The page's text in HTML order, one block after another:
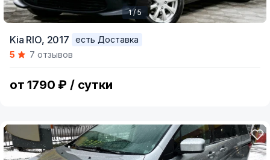
of
1 / 5
Kia RIO, 2017
есть Доставка
5
7 отзывов
от 1790 ₽ / сутки